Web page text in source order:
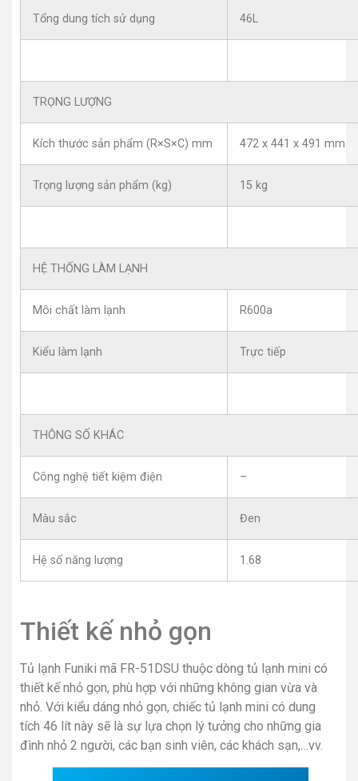
Tổng dung tích sử dụng 46L
TRỌNG LƯỢNG
Kích thước sản phẩm (R×S×C) mm 472 x 441 x 491 mm
Trọng lượng sản phẩm (kg) 15 kg
HỆ THỐNG LÀM LẠNH
Môi chất làm lạnh R600a
Kiểu làm lạnh Trực tiếp
THÔNG SỐ KHÁC
Công nghệ tiết kiệm điện –
Màu sắc Đen
Hệ số năng lượng 1.68
Thiết kế nhỏ gọn
Tủ lạnh Funiki mã FR-51DSU thuộc dòng tủ lạnh mini có
thiết kế nhỏ gọn, phù hợp với những không gian vừa và
nhỏ. Với kiểu dáng nhỏ gọn, chiếc tủ lạnh mini có dung
tích 46 lít này sẽ là sự lựa chọn lý tưởng cho những gia
đình nhỏ 2 người, các bạn sinh viên, các khách sạn,…vv.